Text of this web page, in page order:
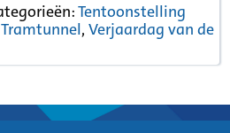
Tentoonstelling
Tramtunnel,Verjaardag van de